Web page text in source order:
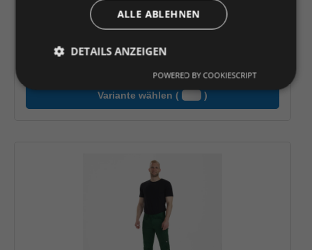
Variante wählen ( )
ALLE ABLEHNEN
DETAILS ANZEIGEN
POWERED BY COOKIESCRIPT